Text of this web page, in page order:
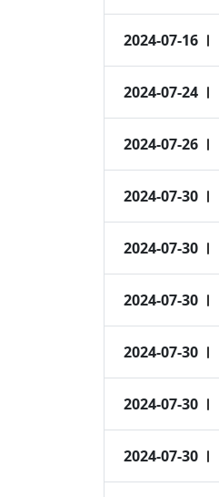
2024-07-16
2024-07-24
2024-07-26
2024-07-30
2024-07-30
2024-07-30
2024-07-30
2024-07-30
2024-07-30